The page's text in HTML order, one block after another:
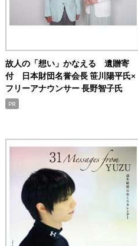
故人の「想い」かなえる 遺贈寄
付 日本財団名誉会長 笹川陽平氏×
フリーアナウンサー 長野智子氏
PR